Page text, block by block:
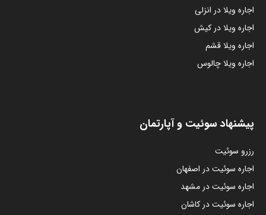
اجاره ویلا در انزلی
اجاره ویلا در کیش
اجاره ویلا قشم
اجاره ویلا چالوس
پیشنهاد سوئیت و آپارتمان
رزرو سوئیت
اجاره سوئیت در اصفهان
اجاره سوئیت در مشهد
اجاره سوئیت در کاشان